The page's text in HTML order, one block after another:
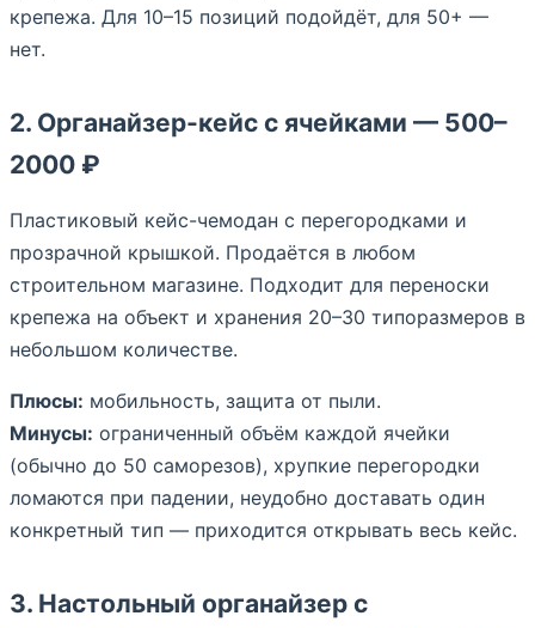
крепежа. Для 10–15 позиций подойдёт, для 50+ —
нет.
2. Органайзер-кейс с ячейками — 500–
2000 ₽
Пластиковый кейс-чемодан с перегородками и
прозрачной крышкой. Продаётся в любом
строительном магазине. Подходит для переноски
крепежа на объект и хранения 20–30 типоразмеров в
небольшом количестве.
Плюсы: мобильность, защита от пыли.
Минусы: ограниченный объём каждой ячейки
(обычно до 50 саморезов), хрупкие перегородки
ломаются при падении, неудобно доставать один
конкретный тип — приходится открывать весь кейс.
3. Настольный органайзер с